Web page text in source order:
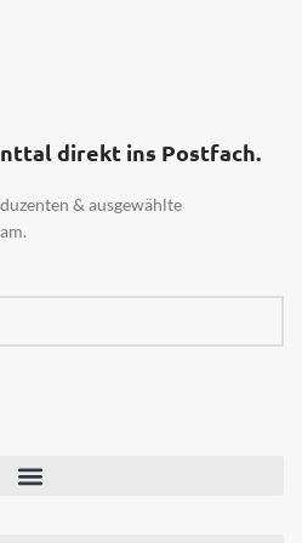
direkt ins Postfach.
& ausgewählte